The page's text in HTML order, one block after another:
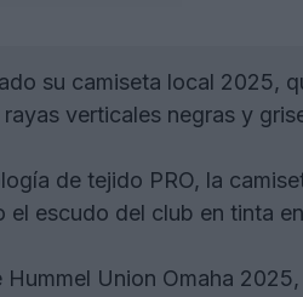
su camiseta local 2025,
verticales negras y
de tejido PRO, la
escudo del club en tinta
Union Omaha 2025,